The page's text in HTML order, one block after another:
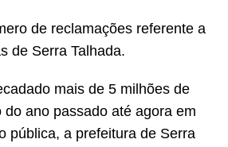
de reclamações referente a
de Serra Talhada.
mais de 5 milhões de
do ano passado até agora em
pública, a prefeitura de Serra